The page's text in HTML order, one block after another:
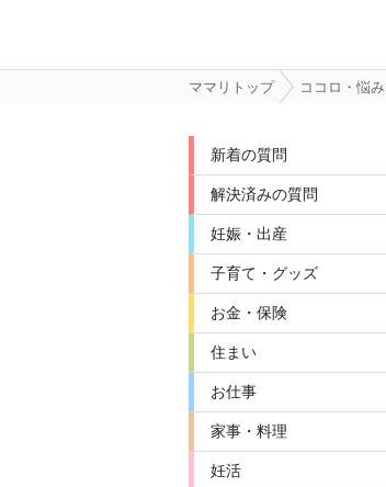
ママリトップ ココロ・悩み
新着の質問
解決済みの質問
妊娠・出産
子育て・グッズ
お金・保険
住まい
お仕事
家事・料理
妊活